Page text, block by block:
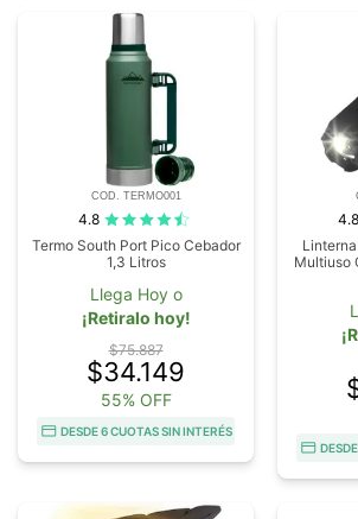
COD. TERMO001
4.8
Termo South Port Pico Cebador
1,3 Litros
Llega Hoy o
¡Retiralo hoy!
$75.887
$34.149
55% OFF
DESDE 6 CUOTAS SIN INTERÉS
4.8
Multiuso